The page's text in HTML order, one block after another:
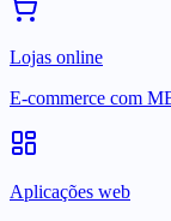
Lojas online
E-commerce com
Aplicações web